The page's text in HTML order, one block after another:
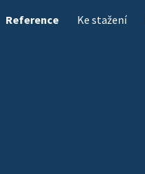
Reference Ke stažení